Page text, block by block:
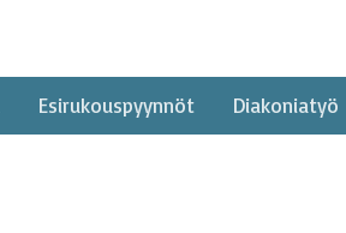
Esirukouspyynnöt Diakoniatyö